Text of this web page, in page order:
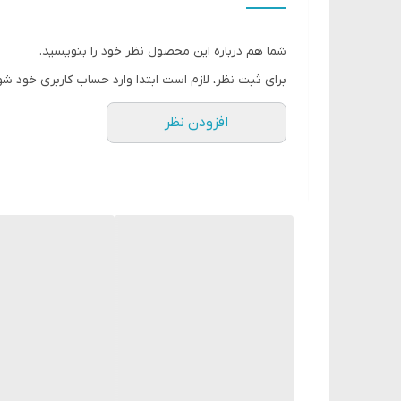
شما هم درباره این محصول نظر خود را بنویسید.
برای ثبت نظر، لازم است ابتدا وارد حساب کاربری خود
افزودن نظر